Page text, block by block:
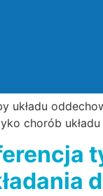
układu
chorób